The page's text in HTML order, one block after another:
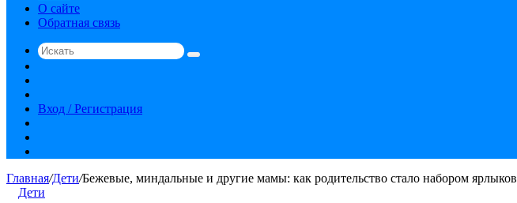
О сайте
Обратная связь
Искать
статья
Вход / Регистрация
Главная/Дети/Бежевые, миндальные и другие мамы: как родительство стало набором ярлыков
Дети